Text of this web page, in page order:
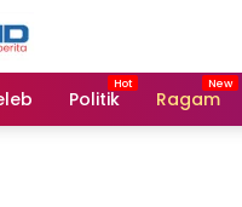
Politik Ragam